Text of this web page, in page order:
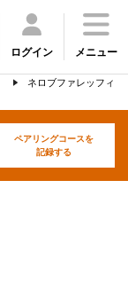
ログイン メニュー
ネロブファレッフィ
ペアリングコースを
記録する